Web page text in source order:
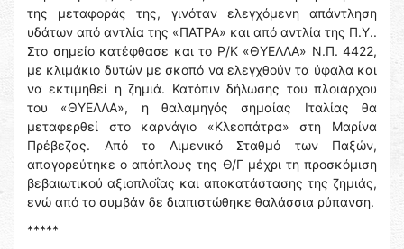
της μεταφοράς της, γινόταν ελεγχόμενη απάντληση
υδάτων από αντλία της «ΠΑΤΡΑ» και από αντλία της Π.Υ..
Στο σημείο κατέφθασε και το Ρ/Κ «ΘΥΕΛΛΑ» Ν.Π. 4422,
με κλιμάκιο δυτών με σκοπό να ελεγχθούν τα ύφαλα και
να εκτιμηθεί η ζημιά. Κατόπιν δήλωσης του πλοιάρχου
του «ΘΥΕΛΛΑ», η θαλαμηγός σημαίας Ιταλίας θα
μεταφερθεί στο καρνάγιο «Κλεοπάτρα» στη Μαρίνα
Πρέβεζας. Από το Λιμενικό Σταθμό των Παξών,
απαγορεύτηκε ο απόπλους της Θ/Γ μέχρι τη προσκόμιση
βεβαιωτικού αξιοπλοΐας και αποκατάστασης της ζημιάς,
ενώ από το συμβάν δε διαπιστώθηκε θαλάσσια ρύπανση.
*****